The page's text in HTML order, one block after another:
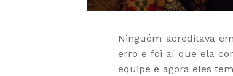
Ninguém acreditava
erro e foi aí que ela
equipe e agora eles